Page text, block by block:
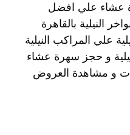
عشاء علي افضل
النيلية بالقاهرة
علي المراكب النيلية
و حجز سهرة عشاء
و مشاهدة العروض